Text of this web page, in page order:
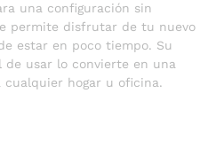
una configuración sin
permite disfrutar de tu nuevo
estar en poco tiempo. Su
usar lo convierte en una
hogar u oficina.